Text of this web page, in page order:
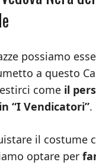
possiamo
a questo
come il
“I Vendicatori”.
il costume
optare per